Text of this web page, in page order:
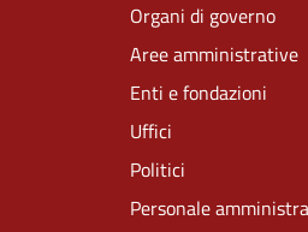
Organi di governo
Aree amministrative
Enti e fondazioni
Uffici
Politici
Personale